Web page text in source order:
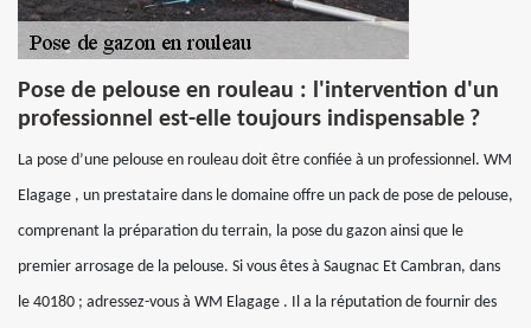
Pose de pelouse en rouleau : l'intervention d'un
professionnel est-elle toujours indispensable ?
La pose d’une pelouse en rouleau doit être confiée à un professionnel. WM
Elagage , un prestataire dans le domaine offre un pack de pose de pelouse,
comprenant la préparation du terrain, la pose du gazon ainsi que le
premier arrosage de la pelouse. Si vous êtes à Saugnac Et Cambran, dans
le 40180 ; adressez-vous à WM Elagage . Il a la réputation de fournir des